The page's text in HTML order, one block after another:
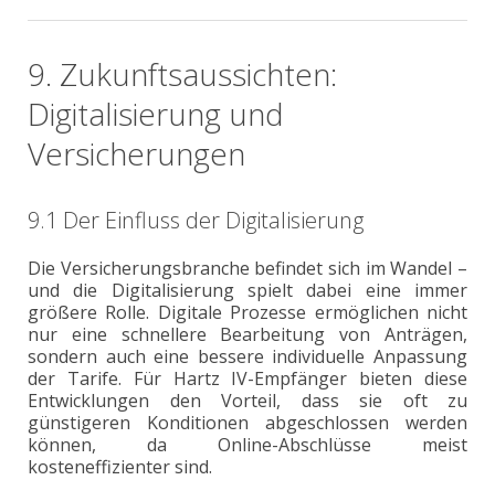
9. Zukunftsaussichten:
Digitalisierung und
Versicherungen
9.1 Der Einfluss der Digitalisierung
Die Versicherungsbranche befindet sich im Wandel –
und die Digitalisierung spielt dabei eine immer
größere Rolle. Digitale Prozesse ermöglichen nicht
nur eine schnellere Bearbeitung von Anträgen,
sondern auch eine bessere individuelle Anpassung
der Tarife. Für Hartz IV-Empfänger bieten diese
Entwicklungen den Vorteil, dass sie oft zu
günstigeren Konditionen abgeschlossen werden
können, da Online-Abschlüsse meist
kosteneffizienter sind.